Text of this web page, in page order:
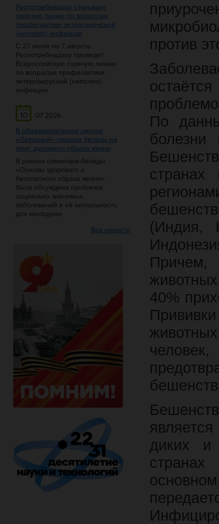
Роспотребнадзор открывает
горячую линию по вопросам
профилактики энтеровирусной
(неполио) инфекции
С 27 июля по 7 августа
Роспотребнадзор проведет
Всероссийскую горячую линию
по вопросам профилактики
энтеровирусной (неполио)
инфекции.
10
07.2026
В образовательном центре
«Лазурный» прошли беседы на
тему здорового образа жизни
В рамках семинара-беседы
«Основы здорового и
безопасного образа жизни»
была обсуждена проблема
социально значимых
заболеваний и её актуальность
для молодежи.
Все новости
против
По
болезни
странах
(Индия,
40%
диких и